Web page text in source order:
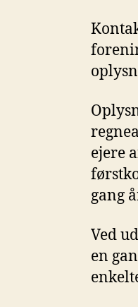
ejere
gang
Ved
en